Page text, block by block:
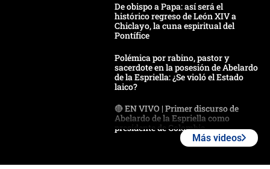
De obispo a Papa: así será el
histórico regreso de León XIV a
Chiclayo, la cuna espiritual del
Pontífice
Polémica por rabino, pastor y
sacerdote en la posesión de Abelardo
de la Espriella: ¿Se violó el Estado
laico?
🔴 EN VIVO | Primer discurso de
Abelardo de la Espriella como
presidente de Colombia
Más videos